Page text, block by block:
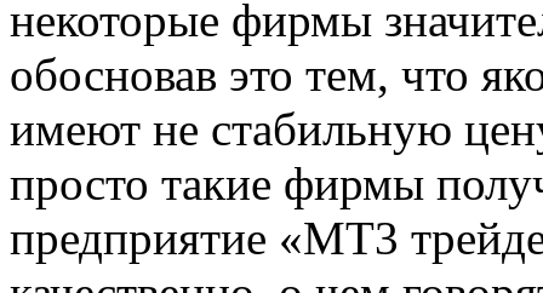
некоторые фирмы
обосновав это тем, что
имеют не стабильную
просто такие фирмы
предприятие «MT3